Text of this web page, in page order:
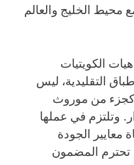
محيط الخليج والعالم
الكويتيات
التقليدية، ليس
كجزء من موروث
. وتلتزم في عملها
معايير الجودة
تحترم المضمون